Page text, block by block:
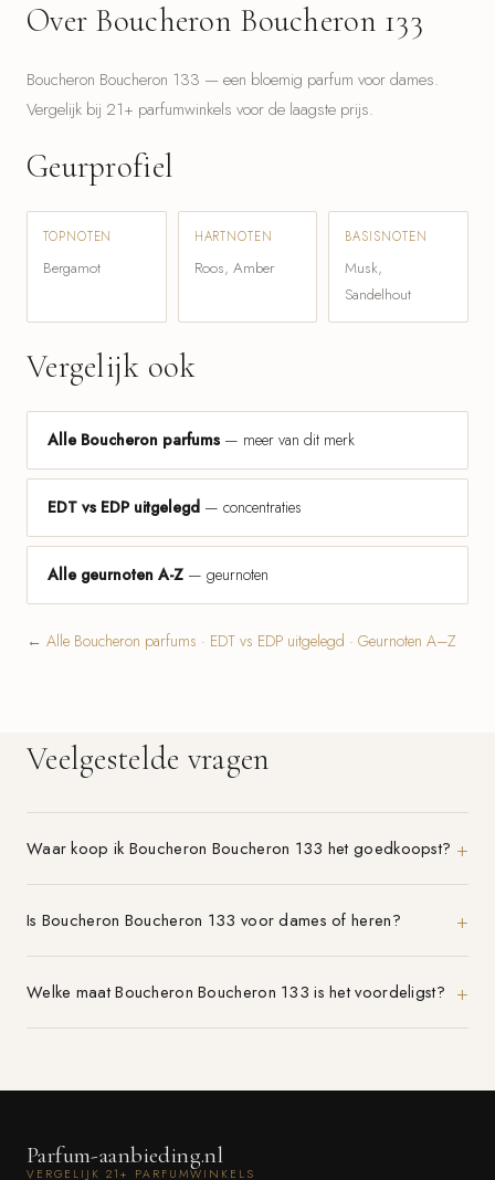
Over Boucheron Boucheron 133
Boucheron Boucheron 133 — een bloemig parfum voor dames.
Vergelijk bij 21+ parfumwinkels voor de laagste prijs.
Geurprofiel
TOPNOTEN
Bergamot
HARTNOTEN
Roos, Amber
BASISNOTEN
Musk,
Sandelhout
Vergelijk ook
Alle Boucheron parfums — meer van dit merk
EDT vs EDP uitgelegd — concentraties
Alle geurnoten A-Z — geurnoten
← Alle Boucheron parfums · EDT vs EDP uitgelegd · Geurnoten A–Z
Veelgestelde vragen
Waar koop ik Boucheron Boucheron 133 het goedkoopst?
Is Boucheron Boucheron 133 voor dames of heren?
Welke maat Boucheron Boucheron 133 is het voordeligst?
Parfum-aanbieding.nl
VERGELIJK 21+ PARFUMWINKELS